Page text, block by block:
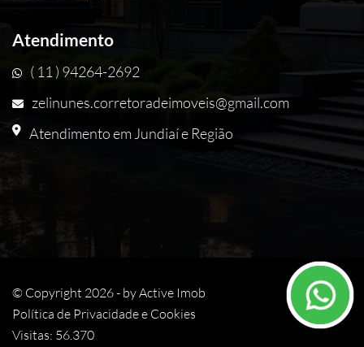
Atendimento
( 11 ) 94264-2692
zelinunes.corretoradeimoveis@gmail.com
Atendimento em Jundiaí e Região
© Copyright 2026 - byActive Imob
Política de Privacidade e Cookies
Visitas: 56.370